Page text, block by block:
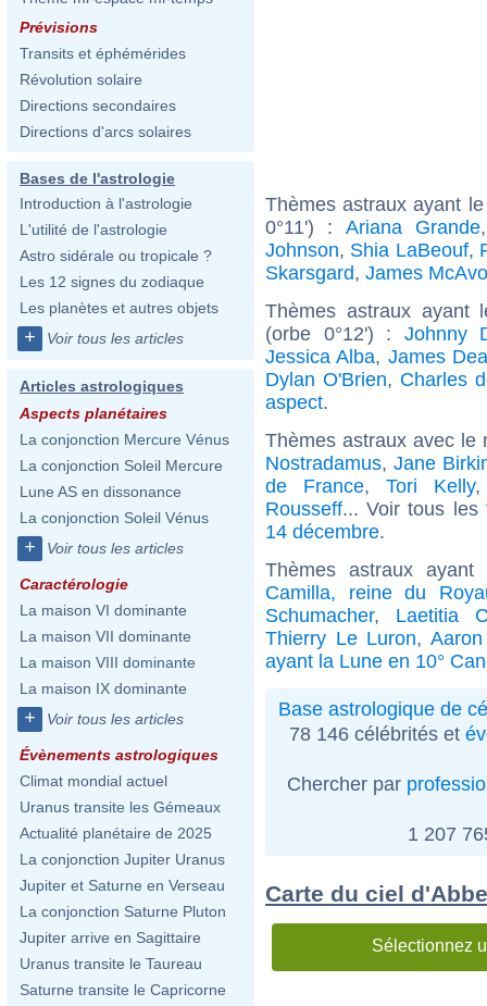
Prévisions
Transits et éphémérides
Révolution solaire
Directions secondaires
Directions d'arcs solaires
Bases de l'astrologie
Introduction à l'astrologie
L'utilité de l'astrologie
Astro sidérale ou tropicale ?
Les 12 signes du zodiaque
Les planètes et autres objets
+ Voir tous les articles
Articles astrologiques
Aspects planétaires
La conjonction Mercure Vénus
La conjonction Soleil Mercure
Lune AS en dissonance
La conjonction Soleil Vénus
+ Voir tous les articles
Caractérologie
La maison VI dominante
La maison VII dominante
La maison VIII dominante
La maison IX dominante
+ Voir tous les articles
Évènements astrologiques
Climat mondial actuel
Uranus transite les Gémeaux
Actualité planétaire de 2025
La conjonction Jupiter Uranus
Jupiter et Saturne en Verseau
La conjonction Saturne Pluton
Jupiter arrive en Sagittaire
Uranus transite le Taureau
Saturne transite le Capricorne
Thèmes astraux ayant
0°11') : Ariana Grande
Johnson, Shia LaBeouf,
Skarsgard, James
Thèmes astraux ayant
(orbe 0°12') : Johnny
Jessica Alba, James
Dylan O'Brien, Charles
aspect.
Thèmes astraux avec
Nostradamus,Jane
de France,Tori Kelly
Rousseff... Voir tous les
14 décembre.
Thèmes astraux
Camilla, reine du
Schumacher, Laetitia
Thierry Le Luron,
ayant la Lune en 10°
Base astrologique de
78 146 célébrités et
Chercher par
1 207
Carte du ciel
Sélectionnez